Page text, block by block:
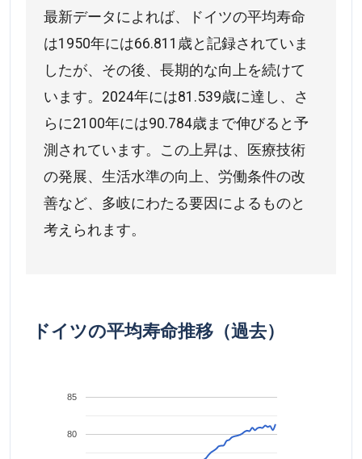
最新データによれば、ドイツの平均寿命
は1950年には66.811歳と記録されていま
したが、その後、長期的な向上を続けて
います。2024年には81.539歳に達し、さ
らに2100年には90.784歳まで伸びると予
測されています。この上昇は、医療技術
の発展、生活水準の向上、労働条件の改
善など、多岐にわたる要因によるものと
考えられます。
ドイツの平均寿命推移（過去）
80
85